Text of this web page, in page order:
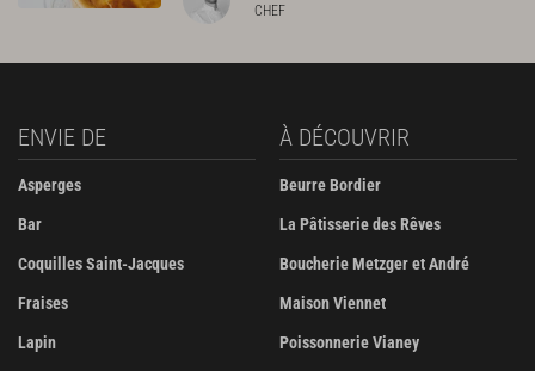
CHEF
ENVIE DE
Asperges
Bar
Coquilles Saint-Jacques
Fraises
Lapin
À DÉCOUVRIR
Beurre Bordier
La Pâtisserie des Rêves
Boucherie Metzger et André
Maison Viennet
Poissonnerie Vianey